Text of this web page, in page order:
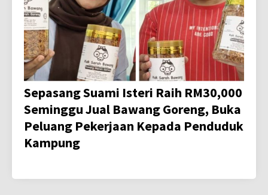
Sepasang Suami Isteri Raih RM30,000
Seminggu Jual Bawang Goreng, Buka
Peluang Pekerjaan Kepada Penduduk
Kampung